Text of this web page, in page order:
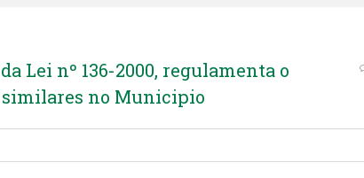
Lei nº 136-2000, regulamenta o
no Municipio